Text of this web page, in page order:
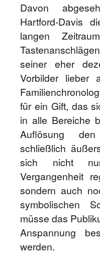
Davon
Hartford-Davis
langen
seiner eher
Vorbilder
für ein Gift, das
in alle Bereiche
Auflösung
schließlich
sich nicht
Vergangenheit
sondern auch
symbolischen
müsse das
Anspannung
werden.